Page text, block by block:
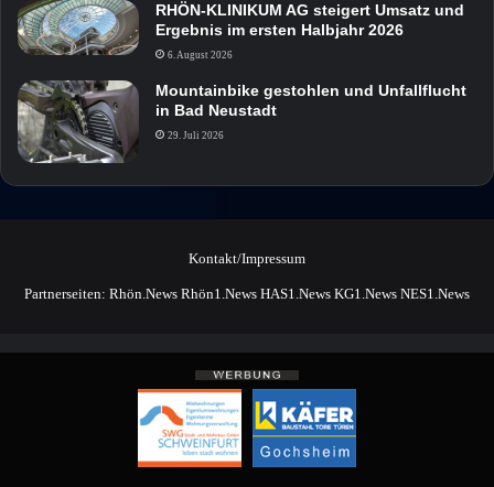
RHÖN-KLINIKUM AG steigert Umsatz und
Ergebnis im ersten Halbjahr 2026
6. August 2026
Mountainbike gestohlen und Unfallflucht
in Bad Neustadt
29. Juli 2026
Kontakt/Impressum
Partnerseiten: Rhön.News Rhön1.News HAS1.News KG1.News NES1.News